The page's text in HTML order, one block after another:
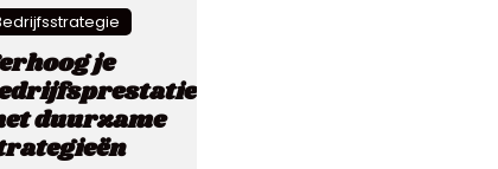
je
duurzame